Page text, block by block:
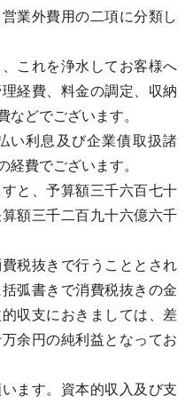
業外費用の二項に分類し
これを浄水してお客様へ
経費、料金の調定、収納
などでございます。
利息及び企業債取扱諸
経費でございます。
と、予算額三千六百七十
額三千二百九十六億六千
税抜きで行うこととされ
弧書きで消費税抜きの金
収支におきましては、差
余円の純利益となってお
ます。資本的収入及び支